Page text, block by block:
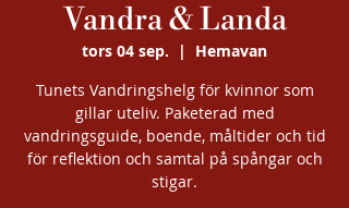
Vandra & Landa
tors 04 sep.
  |
Hemavan
Tunets Vandringshelg för kvinnor som
gillar uteliv. Paketerad med
vandringsguide, boende, måltider och tid
för reflektion och samtal på spångar och
stigar.